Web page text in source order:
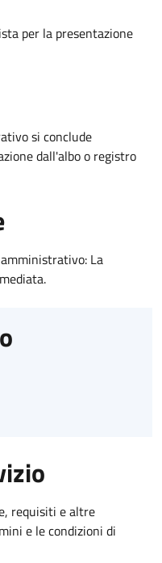
per la presentazione
si conclude
dall'albo o registro
La
requisiti e altre
e le condizioni di